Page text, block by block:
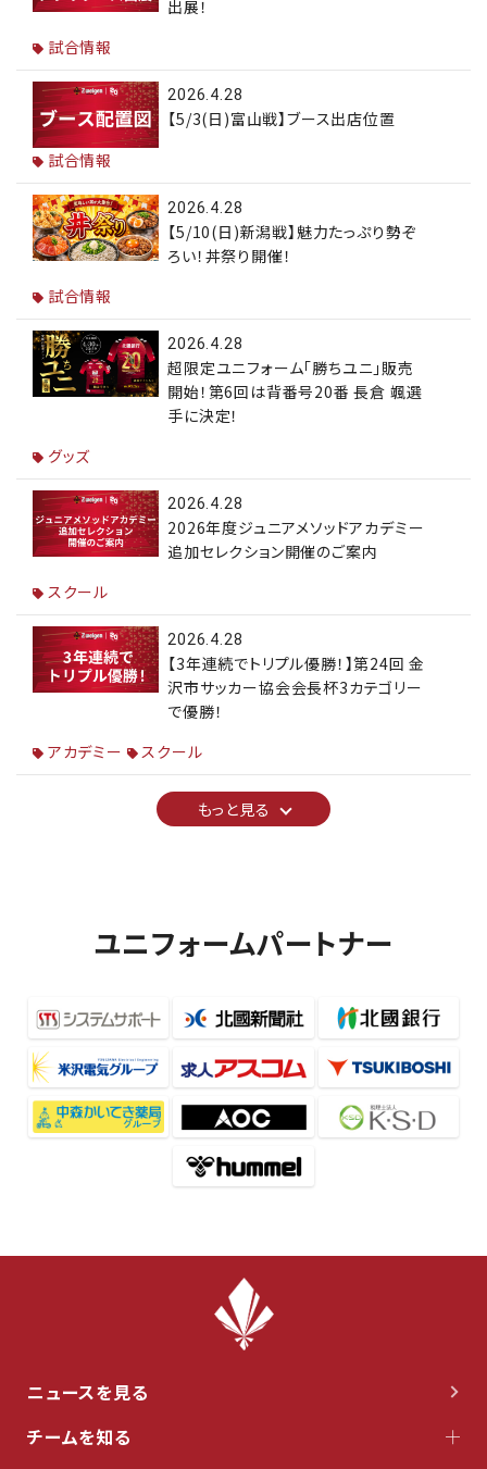
出展！
試合情報
2026.4.28
【5/3(日)富山戦】ブース出店位置
試合情報
2026.4.28
【5/10(日)新潟戦】魅力たっぷり勢ぞ
ろい！丼祭り開催！
試合情報
2026.4.28
超限定ユニフォーム「勝ちユニ」販売
開始！第6回は背番号20番 長倉 颯選
手に決定！
グッズ
2026.4.28
2026年度ジュニアメソッドアカデミー
追加セレクション開催のご案内
スクール
2026.4.28
【3年連続でトリプル優勝！】第24回 金
沢市サッカー協会会長杯3カテゴリー
で優勝！
アカデミー
スクール
もっと見る
ユニフォームパートナー
ニュースを見る
チームを知る